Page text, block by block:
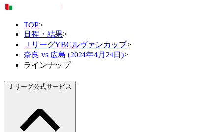
TOP>
日程・結果>
ＪリーグYBCルヴァンカップ>
奈良 vs 広島 (2024年4月24日)>
ラインナップ
Ｊリーグ公式サービス